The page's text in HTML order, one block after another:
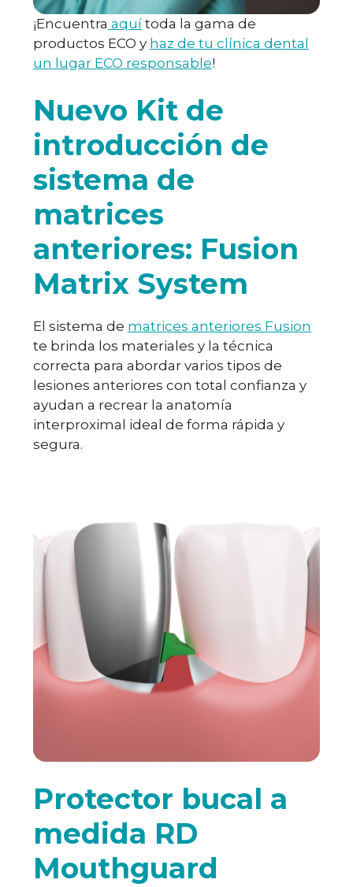
¡Encuentra aquí toda la gama de
productos ECO y haz de tu clínica dental
un lugar ECO responsable!
Nuevo Kit de
introducción de
sistema de
matrices
anteriores: Fusion
Matrix System
El sistema de matrices anteriores Fusion
te brinda los materiales y la técnica
correcta para abordar varios tipos de
lesiones anteriores con total confianza y
ayudan a recrear la anatomía
interproximal ideal de forma rápida y
segura.
Protector bucal a
medida RD
Mouthguard